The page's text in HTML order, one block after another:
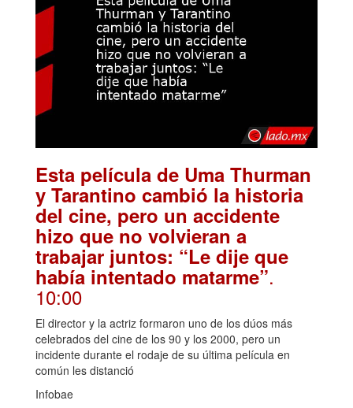
Esta película de Uma Thurman
y Tarantino cambió la historia
del cine, pero un accidente
hizo que no volvieran a
trabajar juntos: “Le dije que
había intentado matarme”.
10:00
El director y la actriz formaron uno de los dúos más
celebrados del cine de los 90 y los 2000, pero un
incidente durante el rodaje de su última película en
común les distanció
Infobae